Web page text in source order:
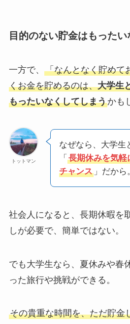
目的のない貯金はもったい
一方で、 「なんとなく貯めて
くお金を貯めるのは、大学生
もったいなくしてしまうかも
トットマン
なぜなら、大学生
「 長期休みを気軽
チャンス」だから
社会人になると、長期休暇を
しが必要で、簡単ではない。
でも大学生なら、夏休みや春
った旅行や挑戦ができる。
その貴重な時間を、ただ貯金